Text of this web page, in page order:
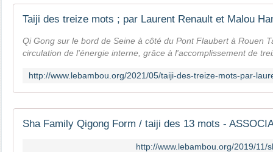
Qi Gong sur le bord de Seine à côté du Pont Flaubert à Rouen
circulation de l'énergie interne, grâce à l'accomplissement de
http://www.lebambou.org/2019/11/